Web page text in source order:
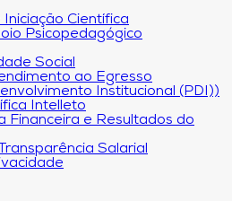
Científica
Psicopedagógico
Social
ao Egresso
Institucional (PDI))
Intelleto
Financeira e Resultados do
Salarial